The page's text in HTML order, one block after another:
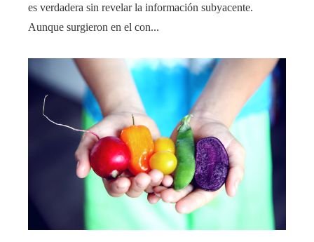
es verdadera sin revelar la información subyacente.
Aunque surgieron en el con...